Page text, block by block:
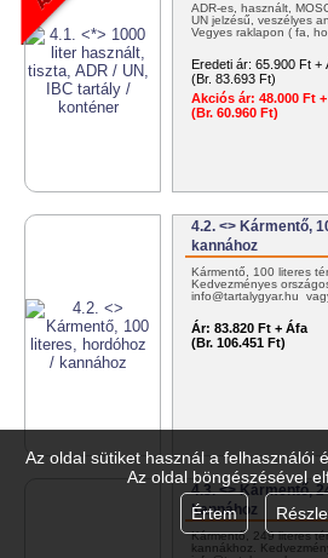
Az oldal sütiket használ a felhasználói
Az oldal böngészésével
Értem
ADR-es, használt,
UN jelzésű, veszélyes
Vegyes raklapon ( fa,
Eredeti ár: 65.900 Ft +
(Br. 83.693 Ft)
Akciós ár: 48.000 Ft
(Br. 60.960 Ft)
4.2. <> Kármentő,
kannához
Kármentő, 100 literes
Kedvezményes
info@tartalygyar.hu
Ár: 83.820 Ft + Áfa
(Br. 106.451 Ft)
4.3. <> Kármentő,
kannához
Kármentő, 249 literes
kannákhoz.